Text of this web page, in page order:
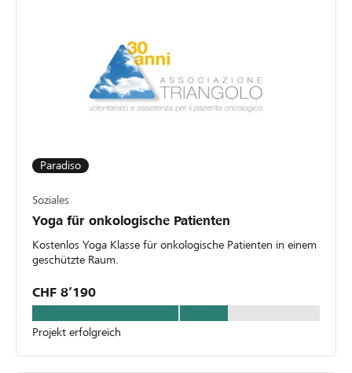
Paradiso
Soziales
Yoga für onkologische Patienten
Kostenlos Yoga Klasse für onkologische Patienten in einem
geschützte Raum.
CHF 8’190
Projekt erfolgreich